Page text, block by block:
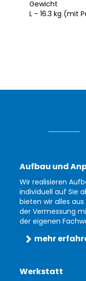
Gewicht
L - 16.3 kg (mit
Aufbau und
Wir realisieren
individuell auf Sie
bieten wir alles
der Vermessung
der eigenen
mehr
Werkstatt